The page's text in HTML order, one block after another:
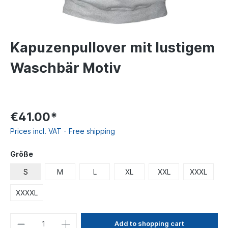
Kapuzenpullover mit lustigem
Waschbär Motiv
€41.00*
Prices incl. VAT - Free shipping
Größe
S M L XL XXL XXXL
XXXXL
Add to shopping cart